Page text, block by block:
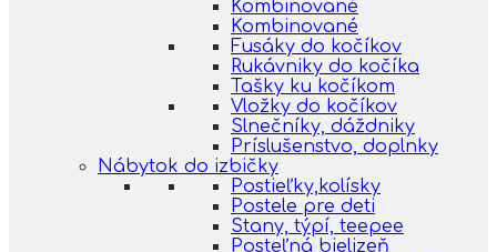
Kombinované
Kombinované
Fusáky do kočíkov
Rukávniky do kočíka
Tašky ku kočíkom
Vložky do kočíkov
Slnečníky, dáždniky
Príslušenstvo, doplnky
Nábytok do izbičky
Postieľky,kolísky
Postele pre deti
Stany, týpí, teepee
Posteľná bielizeň